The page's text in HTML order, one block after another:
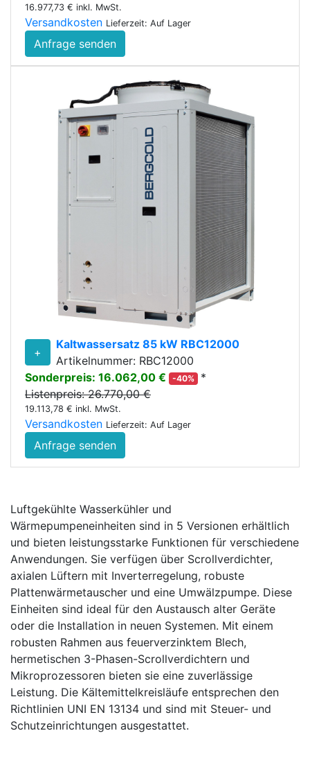
16.977,73 € inkl. MwSt.
Versandkosten Lieferzeit: Auf Lager
Anfrage senden
+
Kaltwassersatz 85 kW RBC12000
Artikelnummer: RBC12000
Sonderpreis: 16.062,00 €
-40%
*
Listenpreis: 26.770,00 €
19.113,78 € inkl. MwSt.
Versandkosten Lieferzeit: Auf Lager
Anfrage senden
Luftgekühlte Wasserkühler und
Wärmepumpeneinheiten sind in 5 Versionen erhältlich
und bieten leistungsstarke Funktionen für verschiedene
Anwendungen. Sie verfügen über Scrollverdichter,
axialen Lüftern mit Inverterregelung, robuste
Plattenwärmetauscher und eine Umwälzpumpe. Diese
Einheiten sind ideal für den Austausch alter Geräte
oder die Installation in neuen Systemen. Mit einem
robusten Rahmen aus feuerverzinktem Blech,
hermetischen 3-Phasen-Scrollverdichtern und
Mikroprozessoren bieten sie eine zuverlässige
Leistung. Die Kältemittelkreisläufe entsprechen den
Richtlinien UNI EN 13134 und sind mit Steuer- und
Schutzeinrichtungen ausgestattet.